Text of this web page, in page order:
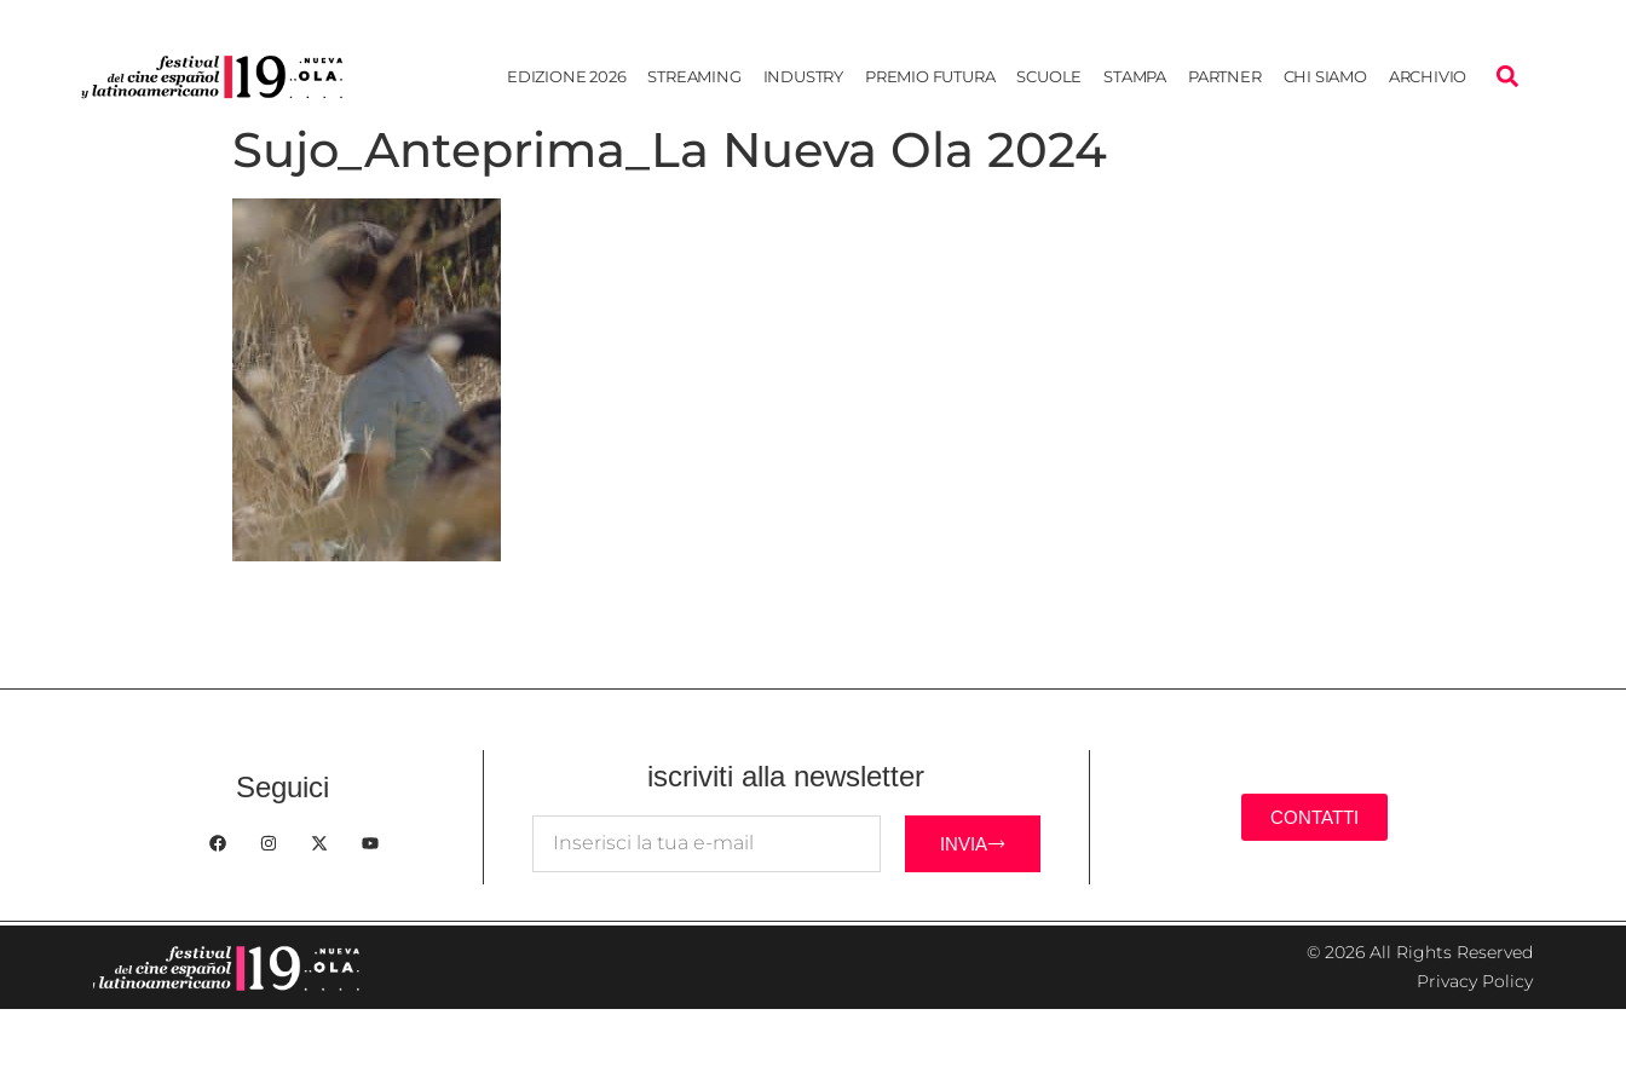
EDIZIONE 2026 STREAMING INDUSTRY PREMIO FUTURA SCUOLE STAMPA PARTNER CHI SIAMO ARCHIVIO
Sujo_Anteprima_La Nueva Ola 2024
Seguici iscriviti alla newsletter
INVIA
CONTATTI
© 2026 All Rights Reserved
Privacy Policy